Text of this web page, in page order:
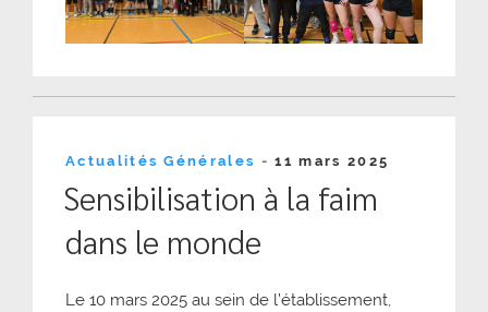
Actualités Générales -Publié
11 mars 2025
Sensibilisation à la faim
dans le monde
Le 10 mars 2025 au sein de l’établissement,